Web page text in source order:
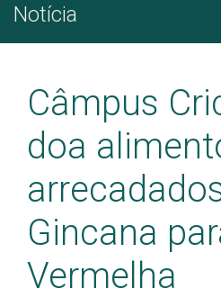
NotíciaInício
Câmpus
doa
Gincana
Vermelha